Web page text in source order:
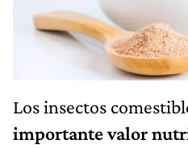
Los insectos
importante valor